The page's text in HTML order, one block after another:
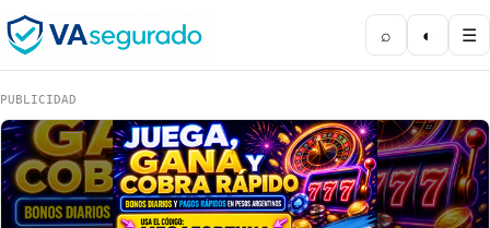
⌕ ◐ ☰
PUBLICIDAD